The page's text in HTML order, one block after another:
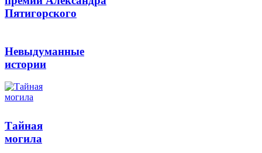
Пятигорского
Невыдуманные
истории
Тайная
могила